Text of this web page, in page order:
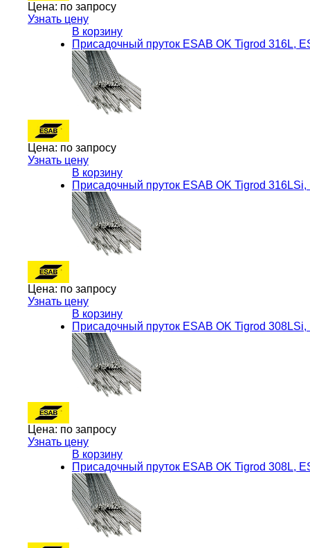
Цена: по запросу
Узнать цену
В корзину
Присадочный пруток ESAB OK Tigrod 316L,
Цена: по запросу
Узнать цену
В корзину
Присадочный пруток ESAB OK Tigrod
Цена: по запросу
Узнать цену
В корзину
Присадочный пруток ESAB OK Tigrod
Цена: по запросу
Узнать цену
В корзину
Присадочный пруток ESAB OK Tigrod 308L,